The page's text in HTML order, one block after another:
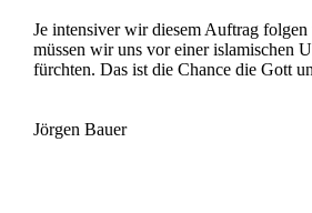
Je intensiver wir diesem Auftrag
müssen wir uns vor einer islamischen
fürchten. Das ist die Chance die Gott
Jörgen Bauer